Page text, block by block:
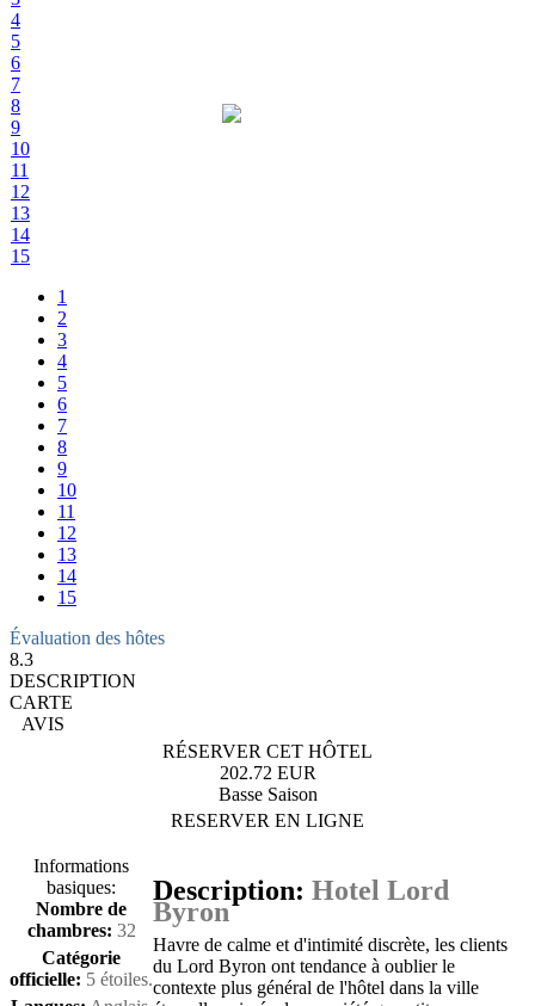
4
5
6
7
8
9
10
11
12
13
14
15
1
2
3
4
5
6
7
8
9
10
11
12
13
14
15
Évaluation des hôtes
8.3
DESCRIPTION
CARTE
AVIS
RÉSERVER CET HÔTEL
202.72 EUR
Basse Saison
RESERVER EN LIGNE
Informations
basiques:
Nombre de
chambres: 32
Catégorie
officielle: 5 étoiles.
Description: Hotel Lord
Byron
Havre de calme et d'intimité discrète, les clients
du Lord Byron ont tendance à oublier le
contexte plus général de l'hôtel dans la ville